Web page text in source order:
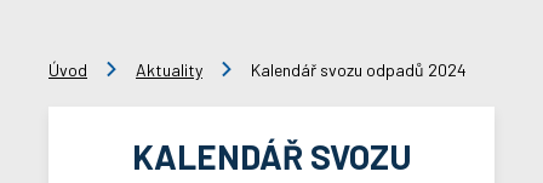
Úvod Aktuality Kalendář svozu odpadů 2024
KALENDÁŘ SVOZU